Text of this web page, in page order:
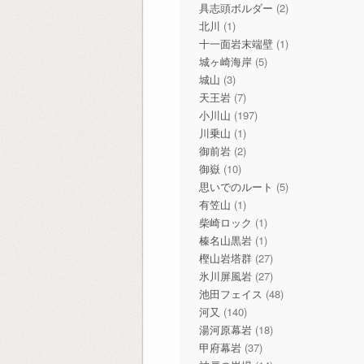
具志頭ボルダー (2)
北川 (1)
十一面岩末端壁 (1)
城ヶ崎海岸 (5)
城山 (3)
天王岩 (7)
小川山 (197)
川乗山 (1)
御前岩 (2)
御嶽 (10)
思いでのルート (5)
有笠山 (1)
柴崎ロック (1)
榛名山黒岩 (1)
樫山岩塔群 (27)
氷川屏風岩 (27)
池田フェイス (48)
河又 (140)
湯河原幕岩 (18)
甲府幕岩 (37)